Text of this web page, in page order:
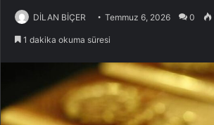
DİLAN BİÇER Temmuz 6, 2026 0
1 dakika okuma süresi